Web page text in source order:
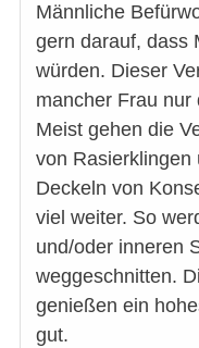
Männliche
gern darauf, dass
würden. Dieser
mancher Frau nur
Meist gehen die
von Rasierklingen
Deckeln von
viel weiter. So
und/oder inneren
weggeschnitten.
genießen ein
gut.